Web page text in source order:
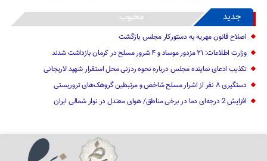
جدید محبوب
اصلاح قانون مهریه به دستورکار مجلس بازگشت
وزارت اطلاعات: ۲۱ مزدور موساد و ۴ شرور مسلح در کرمان بازداشت شدند
تکذیب ادعای نماینده مجلس درباره نحوه ردزنی محل استقرار شهید لاریجانی
دستگیری ۸ نفر از اشرار مسلح شاخص و مرتبطین گروهک‌های تروریستی
افزایش 2 درجه‌ای دما در برخی مناطق/ هوای معتدل در نوار شمالی ایران